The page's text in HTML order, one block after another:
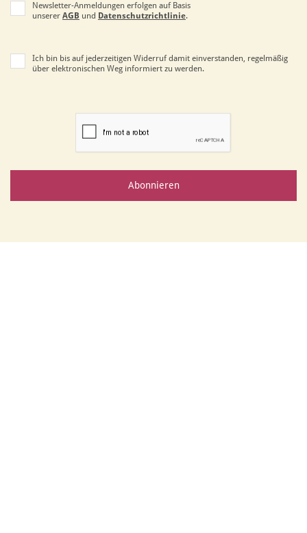
Newsletter-Anmeldungen erfolgen auf Basis
unserer AGB und Datenschutzrichtlinie.
Ich bin bis auf jederzeitigen Widerruf damit einverstanden, regelmäßig
über elektronischen Weg informiert zu werden.
Abonnieren